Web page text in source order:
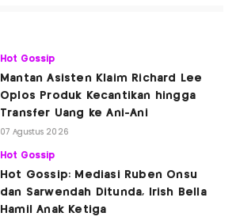
Hot Gossip
Mantan Asisten Klaim Richard Lee
Oplos Produk Kecantikan hingga
Transfer Uang ke Ani-Ani
07 Agustus 2026
Hot Gossip
Hot Gossip: Mediasi Ruben Onsu
dan Sarwendah Ditunda, Irish Bella
Hamil Anak Ketiga